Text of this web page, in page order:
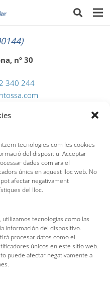
tecnologies com les cookies
del dispositiu. Acceptar
dades com ara el
únics en aquest lloc web. No
afectar negativament
del lloc.
tecnologías como las
información del dispositivo.
procesar datos como el
únicos en este sitio web.
puede afectar negativamente a
nº 30
340 244
· 17320 – Tossa de Mar
Brava)
info@visittossa.com
Protection des données